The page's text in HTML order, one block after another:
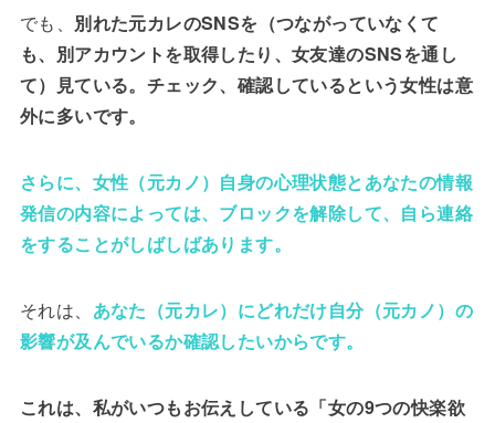
でも、 別れた元カレのSNSを（つながっていなくて
も、別アカウントを取得したり、女友達のSNSを通し
て）見ている。チェック、確認しているという女性は意
外に多いです。
さらに、女性（元カノ）自身の心理状態とあなたの情報
発信の内容によっては、ブロックを解除して、自ら連絡
をすることがしばしばあります。
それは、 あなた（元カレ）にどれだけ自分（元カノ）の
影響が及んでいるか確認したいからです。
これは、私がいつもお伝えしている「女の9つの快楽欲